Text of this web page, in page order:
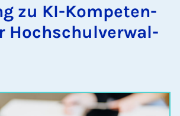
zu KI-Kom­pe­ten­
Hoch­schul­ver­wal­